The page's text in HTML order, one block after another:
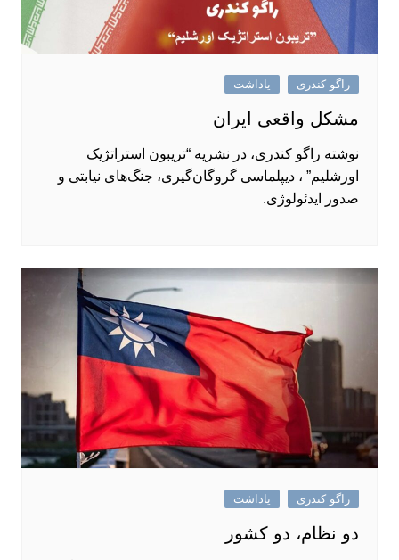
راگو کندری یاداشت
مشکل واقعی ایران
نوشته راگو کندری، در نشریه “تریبون استراتژیک
اورشلیم” ، دیپلماسی گروگان‌گیری، جنگ‌های نیابتی و
صدور ایدئولوژی.
راگو کندری یاداشت
دو نظام، دو کشور